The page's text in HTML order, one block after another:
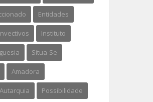
Entidades
Instituto
Situa-Se
Amadora
Autarquia Possibilidade